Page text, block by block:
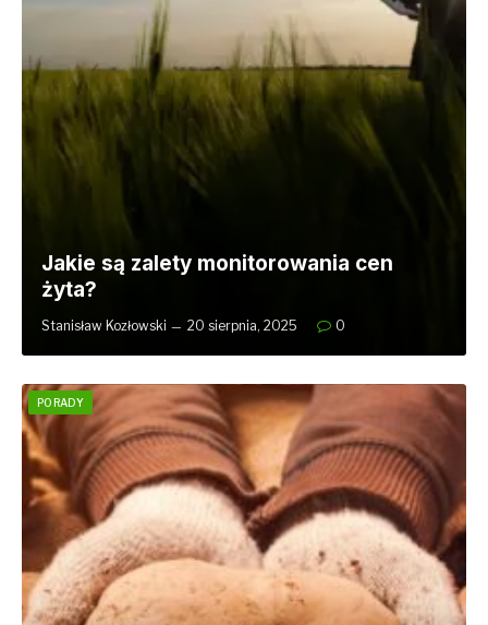
Jakie są zalety monitorowania cen
żyta?
Stanisław Kozłowski 20 sierpnia, 2025 0
PORADY